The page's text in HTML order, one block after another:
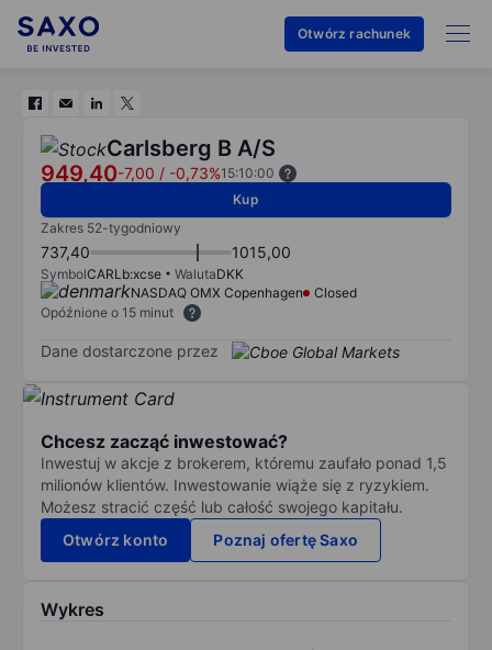
Otwórz rachunek
Carlsberg B A/S
949,40-7,00 / -0,73%15:10:00
Kup
Zakres 52-tygodniowy
737,40 1015,00
SymbolCARLb:xcse WalutaDKK
NASDAQ OMX Copenhagen
Closed
Opóźnione o 15 minut
Dane dostarczone przez
Chcesz zacząć inwestować?
Inwestuj w akcje z brokerem, któremu zaufało ponad 1,5
milionów klientów. Inwestowanie wiąże się z ryzykiem.
Możesz stracić część lub całość swojego kapitału.
Otwórz konto
Poznaj ofertę Saxo
Wykres